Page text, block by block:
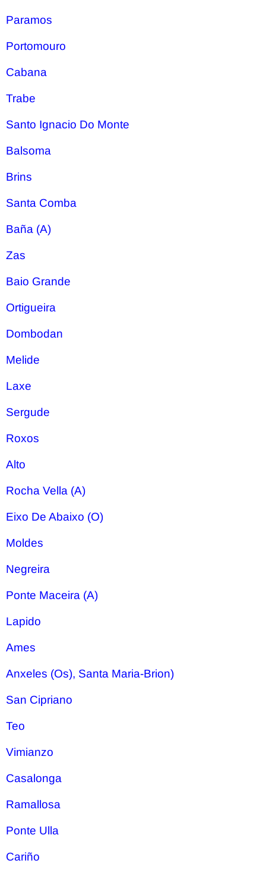
Paramos
Portomouro
Cabana
Trabe
Santo Ignacio Do Monte
Balsoma
Brins
Santa Comba
Baña (A)
Zas
Baio Grande
Ortigueira
Dombodan
Melide
Laxe
Sergude
Roxos
Alto
Rocha Vella (A)
Eixo De Abaixo (O)
Moldes
Negreira
Ponte Maceira (A)
Lapido
Ames
Anxeles (Os), Santa Maria-Brion)
San Cipriano
Teo
Vimianzo
Casalonga
Ramallosa
Ponte Ulla
Cariño